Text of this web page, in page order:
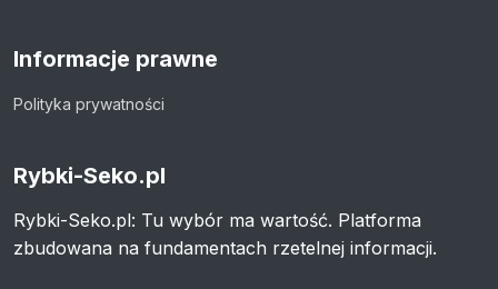
Informacje prawne
Polityka prywatności
Rybki-Seko.pl
Rybki-Seko.pl: Tu wybór ma wartość. Platforma
zbudowana na fundamentach rzetelnej informacji.